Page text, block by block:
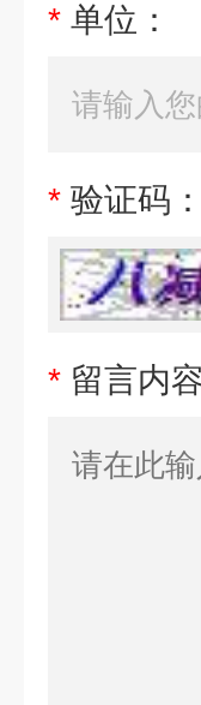
* 单位：
* 验证码：
* 留言内容